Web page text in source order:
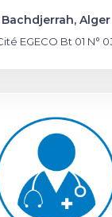
Bachdjerrah, Alger
EGECO Bt 01 N°